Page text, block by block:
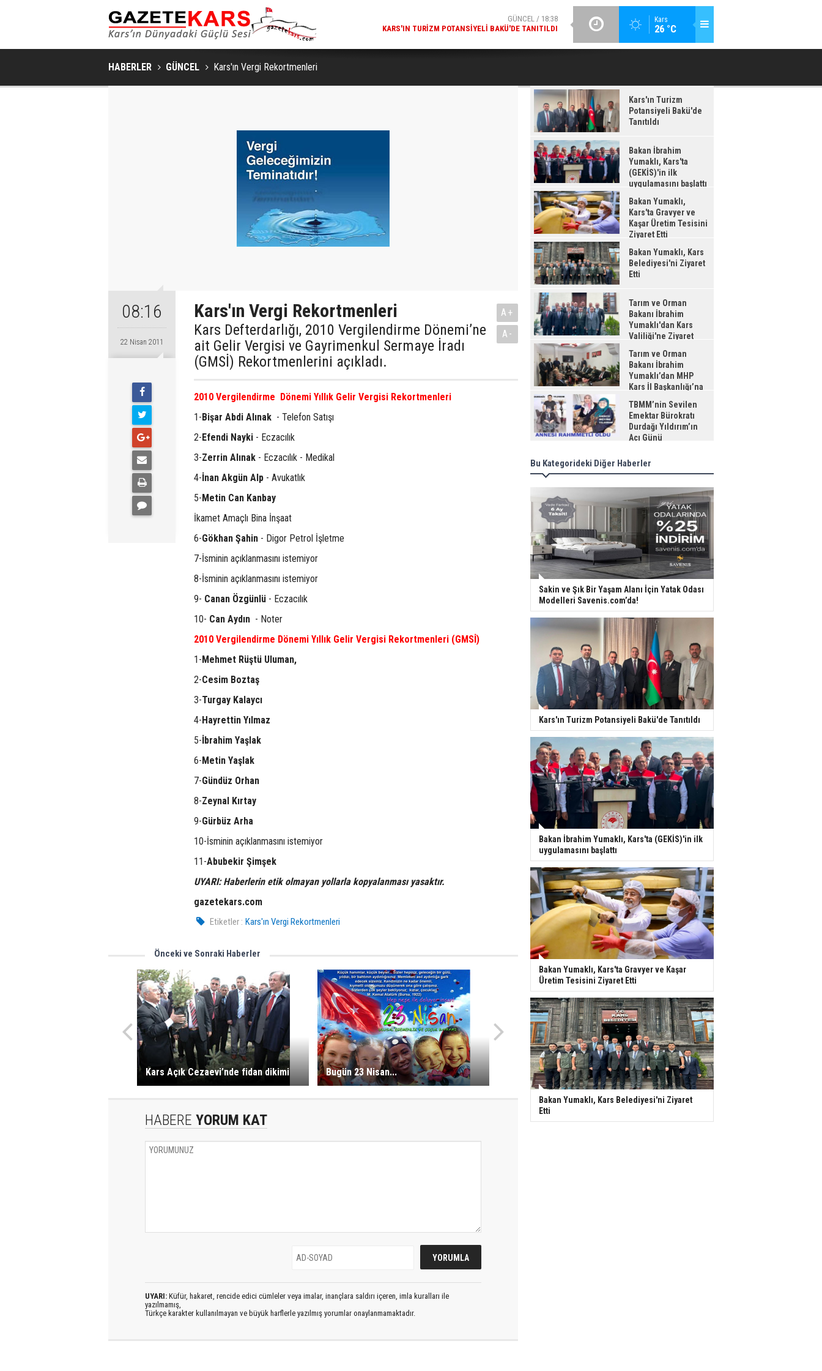
Kars
26 °C
SAKIN VE ŞIK BIR YAŞAM ALANI İÇIN YATAK ODASI MODELLERI
SAVENIS.COM’DA!
GÜNCEL / 18:38
KARS'IN TURIZM POTANSIYELI BAKÜ'DE TANITILDI
BAKAN İBRAHIM YUMAKLI, KARS'TA (GEKİS)'IN ILK
HABERLER GÜNCEL Kars'ın Vergi Rekortmenleri
08:16
22 Nisan 2011
Kars'ın Vergi Rekortmenleri
Kars Defterdarlığı, 2010 Vergilendirme Dönemi’ne
ait Gelir Vergisi ve Gayrimenkul Sermaye İradı
(GMSİ) Rekortmenlerini açıkladı.
A+
A-
2010 Vergilendirme Dönemi Yıllık Gelir Vergisi Rekortmenleri
1-Bişar Abdi Alınak - Telefon Satışı
2-Efendi Nayki - Eczacılık
3-Zerrin Alınak - Eczacılık - Medikal
4-İnan Akgün Alp - Avukatlık
5-Metin Can Kanbay
İkamet Amaçlı Bina İnşaat
6-Gökhan Şahin - Digor Petrol İşletme
7-İsminin açıklanmasını istemiyor
8-İsminin açıklanmasını istemiyor
9- Canan Özgünlü - Eczacılık
10- Can Aydın - Noter
2010 Vergilendirme Dönemi Yıllık Gelir Vergisi Rekortmenleri (GMSİ)
1-Mehmet Rüştü Uluman,
2-Cesim Boztaş
3-Turgay Kalaycı
4-Hayrettin Yılmaz
5-İbrahim Yaşlak
6-Metin Yaşlak
7-Gündüz Orhan
8-Zeynal Kırtay
9-Gürbüz Arha
10-İsminin açıklanmasını istemiyor
11-Abubekir Şimşek
UYARI: Haberlerin etik olmayan yollarla kopyalanması yasaktır.
gazetekars.com
Etiketler : Kars'ın Vergi Rekortmenleri
Önceki ve Sonraki Haberler
Kars Açık Cezaevi’nde fidan dikimi Bugün 23 Nisan...
HABERE YORUM KAT
UYARI: Küfür, hakaret, rencide edici cümleler veya imalar, inançlara saldırı içeren, imla kuralları ile
yazılmamış,
Türkçe karakter kullanılmayan ve büyük harflerle yazılmış yorumlar onaylanmamaktadır.
Kars'ın Turizm
Potansiyeli Bakü'de
Tanıtıldı
Bakan İbrahim
Yumaklı, Kars'ta
(GEKİS)'in ilk
uygulamasını başlattı
Bakan Yumaklı,
Kars'ta Gravyer ve
Kaşar Üretim Tesisini
Ziyaret Etti
Bakan Yumaklı, Kars
Belediyesi'ni Ziyaret
Etti
Tarım ve Orman
Bakanı İbrahim
Yumaklı'dan Kars
Valiliği'ne Ziyaret
Tarım ve Orman
Bakanı İbrahim
Yumaklı’dan MHP
Kars İl Başkanlığı’na
Ziyaret
TBMM’nin Sevilen
Emektar Bürokratı
Durdağı Yıldırım’ın
Acı Günü
Bu Kategorideki Diğer Haberler
Sakin ve Şık Bir Yaşam Alanı İçin Yatak Odası
Modelleri Savenis.com’da!
Kars'ın Turizm Potansiyeli Bakü'de Tanıtıldı
Bakan İbrahim Yumaklı, Kars'ta (GEKİS)'in ilk
uygulamasını başlattı
Bakan Yumaklı, Kars'ta Gravyer ve Kaşar
Üretim Tesisini Ziyaret Etti
Bakan Yumaklı, Kars Belediyesi'ni Ziyaret
Etti